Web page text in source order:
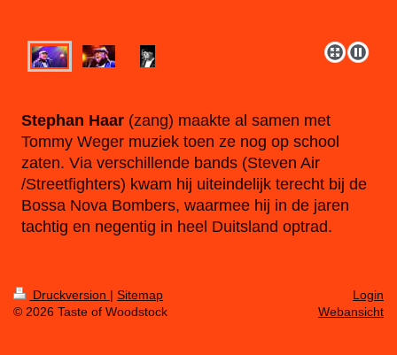
Stephan Haar (zang) maakte al samen met
Tommy Weger muziek toen ze nog op school
zaten. Via verschillende bands (Steven Air
/Streetfighters) kwam hij uiteindelijk terecht bij de
Bossa Nova Bombers, waarmee hij in de jaren
tachtig en negentig in heel Duitsland optrad.
Druckversion | Sitemap
© 2026 Taste of Woodstock
Login
Webansicht